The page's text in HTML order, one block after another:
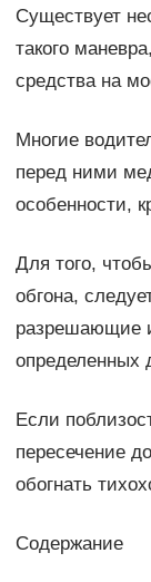
Существует
такого
средства на
Многие
перед ними
особенности,
Для того,
обгона,
разрешающие
определенных
Если
пересечение
обогнать
Содержание